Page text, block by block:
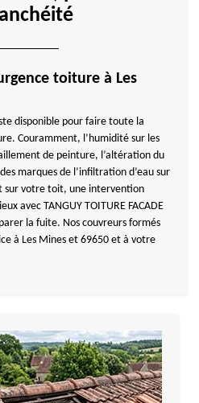
toiture à Les
disponible pour faire toute la
Couramment, l’humidité sur les
de peinture, l’altération du
marques de l’infiltration d’eau sur
sur votre toit, une intervention
avec TANGUY TOITURE FACADE
la fuite. Nos couvreurs formés
à Les Mines et 69650 et à votre